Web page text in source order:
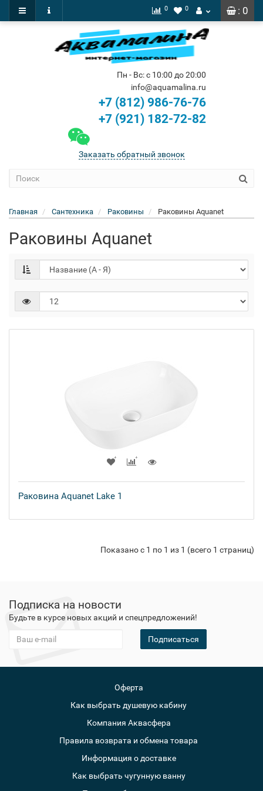
: 0
0 0
Пн - Вс: с 10:00 до 20:00
info@aquamalina.ru
+7 (812) 986-76-76
+7 (921) 182-72-82
Заказать обратный звонок
Главная Сантехника Раковины Раковины Aquanet
Раковины Aquanet
Раковина Aquanet Lake 1
Показано с 1 по 1 из 1 (всего 1 страниц)
Подписка на новости
Будьте в курсе новых акций и спецпредложений!
Подписаться
Оферта
Как выбрать душевую кабину
Компания Аквасфера
Правила возврата и обмена товара
Информация о доставке
Как выбрать чугунную ванну